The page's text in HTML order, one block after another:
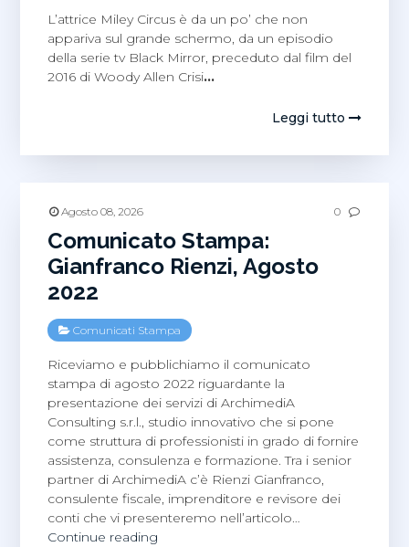
L’attrice Miley Circus è da un po’ che non
appariva sul grande schermo, da un episodio
della serie tv Black Mirror, preceduto dal film del
2016 di Woody Allen Crisi…
Leggi tutto
Agosto 08, 2026 0
Comunicato Stampa:
Gianfranco Rienzi, Agosto
2022
Comunicati Stampa
Riceviamo e pubblichiamo il comunicato
stampa di agosto 2022 riguardante la
presentazione dei servizi di ArchimediA
Consulting s.r.l., studio innovativo che si pone
come struttura di professionisti in grado di fornire
assistenza, consulenza e formazione. Tra i senior
partner di ArchimediA c’è Rienzi Gianfranco,
consulente fiscale, imprenditore e revisore dei
conti che vi presenteremo nell’articolo…
Continue reading